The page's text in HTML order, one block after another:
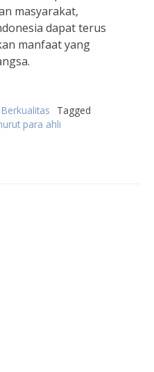
masyarakat,
dapat terus
manfaat yang
Tagged
para ahli